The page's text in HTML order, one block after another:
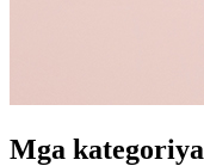
Mga kategoriya